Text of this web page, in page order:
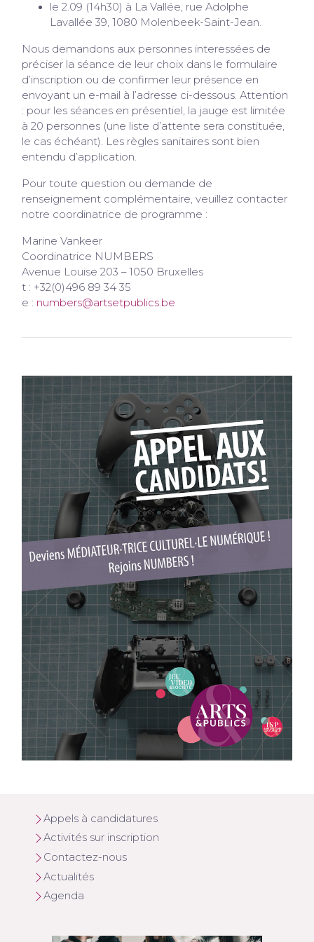
le 2.09 (14h30) à La Vallée, rue Adolphe
Lavallée 39, 1080 Molenbeek-Saint-Jean.
Nous demandons aux personnes interessées de
préciser la séance de leur choix dans le formulaire
d’inscription ou de confirmer leur présence en
envoyant un e-mail à l’adresse ci-dessous. Attention
: pour les séances en présentiel, la jauge est limitée
à 20 personnes (une liste d’attente sera constituée,
le cas échéant). Les règles sanitaires sont bien
entendu d’application.
Pour toute question ou demande de
renseignement complémentaire, veuillez contacter
notre coordinatrice de programme :
Marine Vankeer
Coordinatrice NUMBERS
Avenue Louise 203 – 1050 Bruxelles
t : +32(0)496 89 34 35
e : numbers@artsetpublics.be
Appels à candidatures
Activités sur inscription
Contactez-nous
Actualités
Agenda